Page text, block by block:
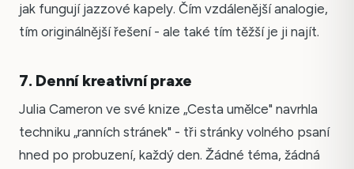
jak fungují jazzové kapely. Čím vzdálenější analogie,
tím originálnější řešení - ale také tím těžší je ji najít.
7. Denní kreativní praxe
Julia Cameron ve své knize „Cesta umělce" navrhla
techniku „ranních stránek" - tři stránky volného psaní
hned po probuzení, každý den. Žádné téma, žádná